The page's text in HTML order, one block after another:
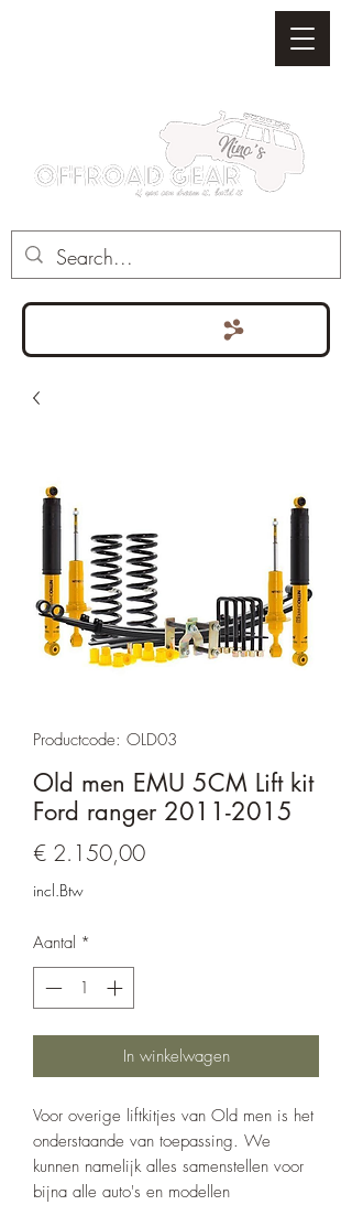
Productcode: OLD03
Old men EMU 5CM Lift kit
Ford ranger 2011-2015
€ 2.150,00Prijs
incl.Btw
Aantal *
In winkelwagen
Voor overige liftkitjes van Old men is het
onderstaande van toepassing. We
kunnen namelijk alles samenstellen voor
bijna alle auto's en modellen